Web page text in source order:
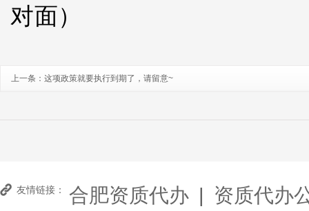
对面）
上一条： 这项政策就要执行到期了，请留意~
友情链接： 合肥资质代办 | 资质代办